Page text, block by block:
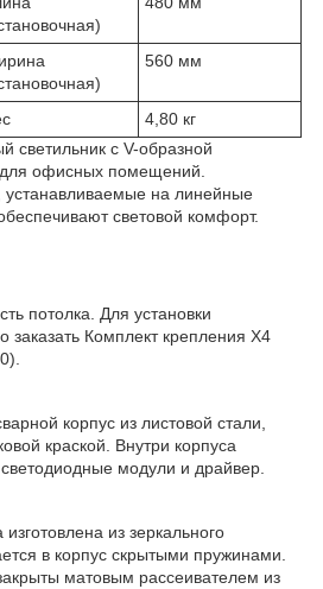
560 мм
4,80 кг
светильник с V-образной
офисных помещений.
на линейные
световой комфорт.
потолка. Для установки
заказать Комплект крепления X4
корпус из листовой стали,
краской. Внутри корпуса
модули и драйвер.
из зеркального
в корпус скрытыми пружинами.
матовым рассеивателем из